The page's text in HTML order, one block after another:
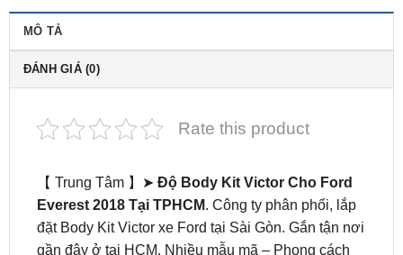
ĐÁNH GIÁ (0)
【 Trung Tâm 】➤Độ Body Kit Victor Cho Ford
đặt Body Kit Victor xe Ford tại Sài Gòn. Gắn tận nơi
gần đây ở tại HCM. Nhiều mẫu mã – Phong cách
độc lạ. Giá siêu HOT! ZKar Auto trung tâm chuyên
cung cấp phụ kiện – đồ chơi xe hơi cao cấp, chính